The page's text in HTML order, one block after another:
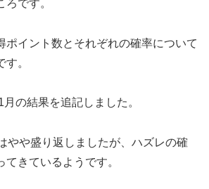
です。
ポイント数とそれぞれの確率について
。
の結果を追記しました。
やや盛り返しましたが、ハズレの確
きているようです。